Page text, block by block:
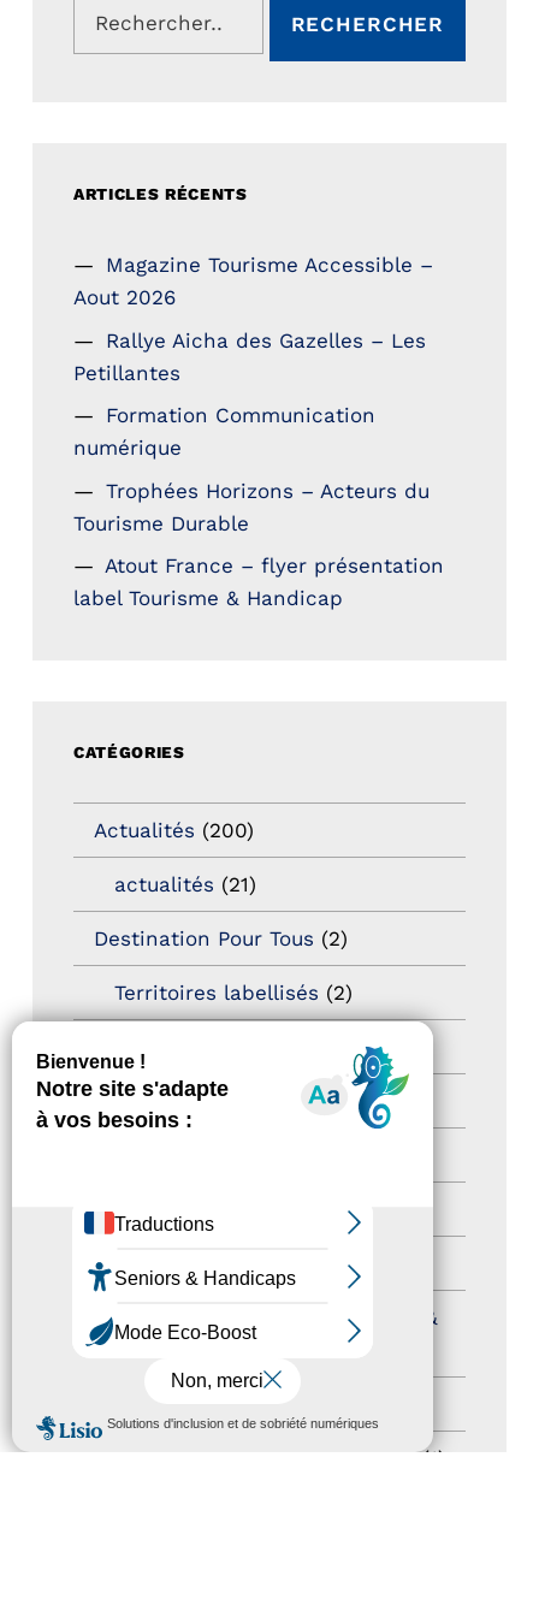
MENU
ARTICLES RÉCENTS
Magazine Tourisme Accessible –
Aout 2026
Rallye Aicha des Gazelles – Les
Petillantes
Formation Communication
numérique
Trophées Horizons – Acteurs du
Tourisme Durable
Atout France – flyer présentation
label Tourisme & Handicap
CATÉGORIES
Actualités (200)
actualités (21)
Destination Pour Tous (2)
Territoires labellisés (2)
Newsletter pro
Autres événements (41)
Journées nationales Tourisme &
Handicap
(1)